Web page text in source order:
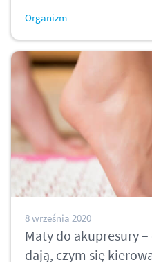
Organizm
8 września 2020
Maty do akupresury
dają, czym się